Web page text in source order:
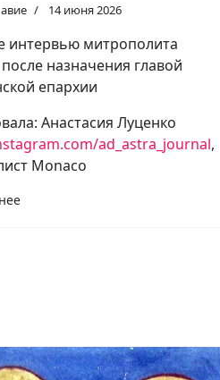
14 июня 2026
интервью митрополита
назначения главой
епархии
Анастасия Луценко
ad_astra_journal,
Monaco